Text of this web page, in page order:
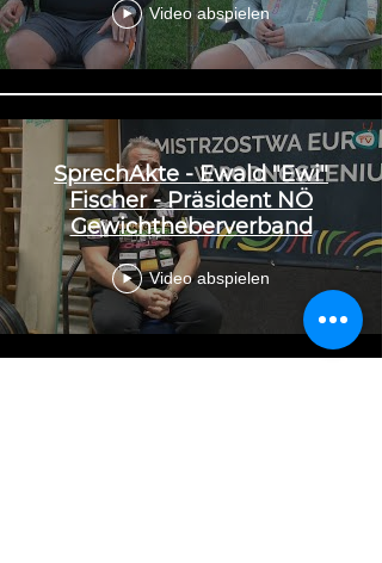
Video abspielen
SprechAkte - Ewald "Ewi"
Fischer - Präsident NÖ
Gewichtheberverband
Video abspielen